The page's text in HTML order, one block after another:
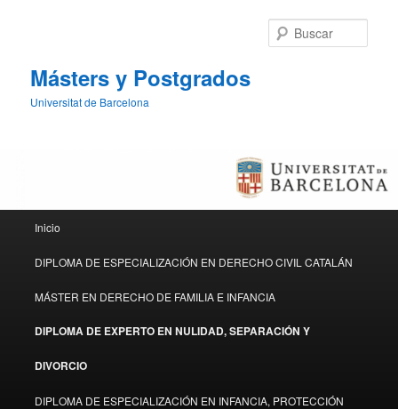
Másters y Postgrados
Universitat de Barcelona
Ir al contenido principal
Ir al contenido secundario
Inicio
DIPLOMA DE ESPECIALIZACIÓN EN DERECHO CIVIL CATALÁN
MÁSTER EN DERECHO DE FAMILIA E INFANCIA
DIPLOMA DE EXPERTO EN NULIDAD, SEPARACIÓN Y
DIVORCIO
DIPLOMA DE ESPECIALIZACIÓN EN INFANCIA, PROTECCIÓN